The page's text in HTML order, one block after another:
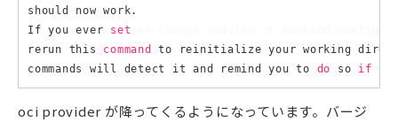
should now work.
If you ever set
rerun this command
to reinitialize your working
commands will detect it and remind you to do so if
oci provider が降ってくるようになっています。バージ